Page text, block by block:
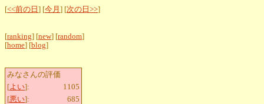
[<<前の日 ] [今月 ] [次の日>>]
[ranking] [new] [random]
[home] [blog]
みなさんの評価
[よい]:
1105
[悪い]:
685